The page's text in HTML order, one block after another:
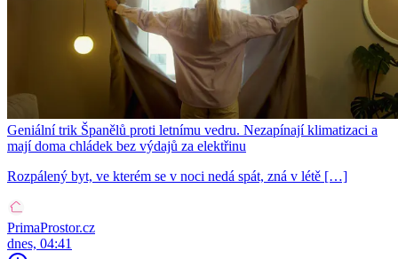
Geniální trik Španělů proti letnímu vedru. Nezapínají klimatizaci a
mají doma chládek bez výdajů za elektřinu
Rozpálený byt, ve kterém se v noci nedá spát, zná v létě […]
PrimaProstor.cz
dnes, 04:41